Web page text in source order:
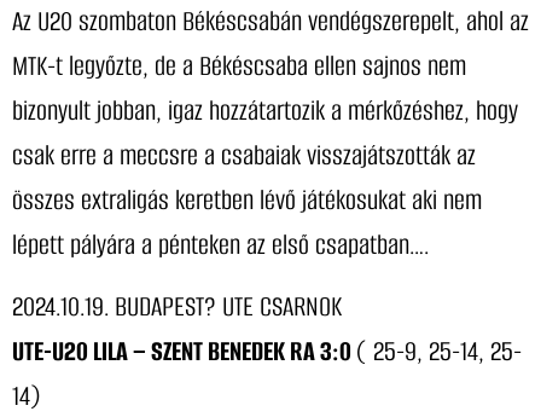
Az U20 szombaton Békéscsabán vendégszerepelt, ahol az
MTK-t legyőzte, de a Békéscsaba ellen sajnos nem
bizonyult jobban, igaz hozzátartozik a mérkőzéshez, hogy
csak erre a meccsre a csabaiak visszajátszották az
összes extraligás keretben lévő játékosukat aki nem
lépett pályára a pénteken az első csapatban….
2024.10.19. BUDAPEST? UTE CSARNOK
UTE-U20 LILA – SZENT BENEDEK RA 3:0( 25-9, 25-14, 25-
14)